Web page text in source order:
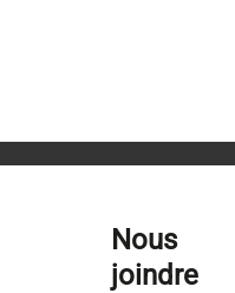
Nous
joindre